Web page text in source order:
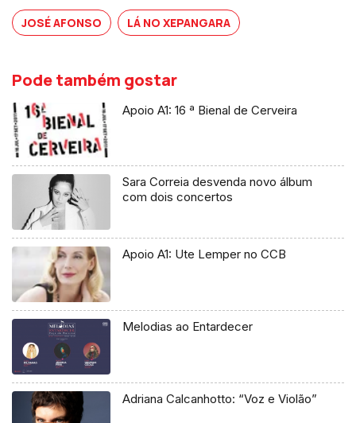
JOSÉ AFONSO LÁ NO XEPANGARA
Pode também gostar
Apoio A1: 16 ª Bienal de Cerveira
Sara Correia desvenda novo álbum
com dois concertos
Apoio A1: Ute Lemper no CCB
Melodias ao Entardecer
Adriana Calcanhotto: “Voz e Violão”